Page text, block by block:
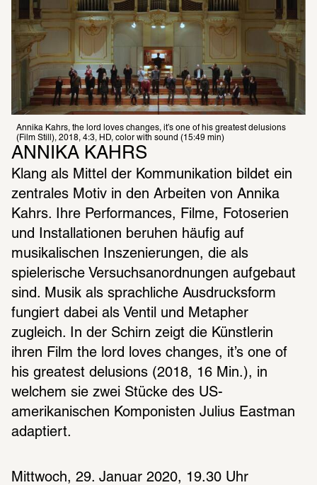
Annika Kahrs, the lord loves changes, it’s one of his greatest delusions
(Film Still), 2018, 4:3, HD, color with sound (15:49 min)
ANNIKA KAHRS
Klang als Mittel der Kommunikation bildet ein
zentrales Motiv in den Arbeiten von Annika
Kahrs. Ihre Performances, Filme, Fotoserien
und Installationen beruhen häufig auf
musikalischen Inszenierungen, die als
spielerische Versuchsanordnungen aufgebaut
sind. Musik als sprachliche Ausdrucksform
fungiert dabei als Ventil und Metapher
zugleich. In der Schirn zeigt die Künstlerin
ihren Film the lord loves changes, it’s one of
his greatest delusions (2018, 16 Min.), in
welchem sie zwei Stücke des US-
amerikanischen Komponisten Julius Eastman
adaptiert.
Mittwoch, 29. Januar 2020, 19.30 Uhr